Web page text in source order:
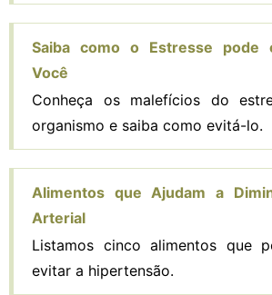
Saiba como o Estresse pode
Você
Conheça os malefícios do
organismo e saiba como evitá-lo.
Alimentos que Ajudam a
Arterial
Listamos cinco alimentos que
evitar a hipertensão.